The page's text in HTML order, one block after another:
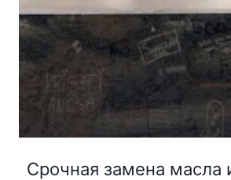
Срочная замена масла